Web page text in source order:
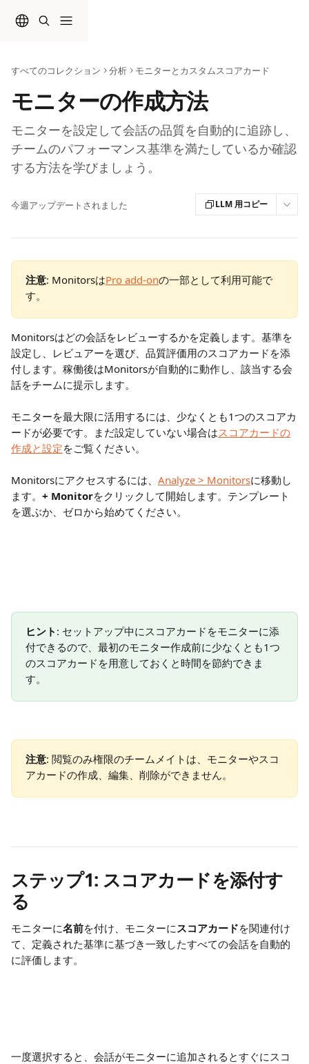
すべてのコレクション 分析 モニターとカスタムスコアカード
モニターの作成方法
モニターを設定して会話の品質を自動的に追跡し、
チームのパフォーマンス基準を満たしているか確認
する方法を学びましょう。
今週アップデートされました LLM 用コピー
注意: MonitorsはPro add-onの一部として利用可能で
す。
Monitorsはどの会話をレビューするかを定義します。基準を
設定し、レビュアーを選び、品質評価用のスコアカードを添
付します。稼働後はMonitorsが自動的に動作し、該当する会
話をチームに提示します。
モニターを最大限に活用するには、少なくとも1つのスコアカ
ードが必要です。まだ設定していない場合はスコアカードの
作成と設定をご覧ください。
Monitorsにアクセスするには、 Analyze > Monitorsに移動し
ます。 + Monitorをクリックして開始します。テンプレート
を選ぶか、ゼロから始めてください。
ヒント : セットアップ中にスコアカードをモニターに添
付できるので、最初のモニター作成前に少なくとも1つ
のスコアカードを用意しておくと時間を節約できま
す。
注意: 閲覧のみ権限のチームメイトは、モニターやスコ
アカードの作成、編集、削除ができません。
ステップ1: スコアカードを添付す
る
モニターに名前を付け、モニターにスコアカードを関連付け
て、定義された基準に基づき一致したすべての会話を自動的
に評価します。
一度選択すると、会話がモニターに追加されるとすぐにスコ